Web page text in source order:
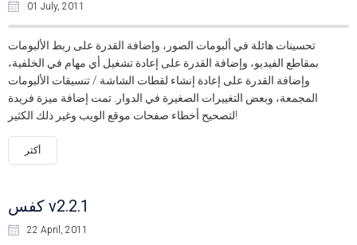
01 July, 2011
تحسينات هائلة في ألبومات الصور، وإضافة القدرة على ربط الألبومات
بمقاطع الفيديو، وإضافة القدرة على إعادة تشغيل أي مهام في الخلفية،
وإضافة القدرة على إعادة إنشاء لقطات الشاشة / تنسيقات الألبومات
المجمعة، وبعض التغييرات الصغيرة في الدوار. تمت إضافة ميزة فريدة
لتصحيح أخطاء صفحات موقع الويب وغير ذلك الكثير!
أكثر
كفس v2.2.1
22 April, 2011